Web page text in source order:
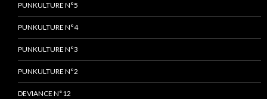
PUNKULTURE N°5
PUNKULTURE N°4
PUNKULTURE N°3
PUNKULTURE N°2
DEVIANCE N°12